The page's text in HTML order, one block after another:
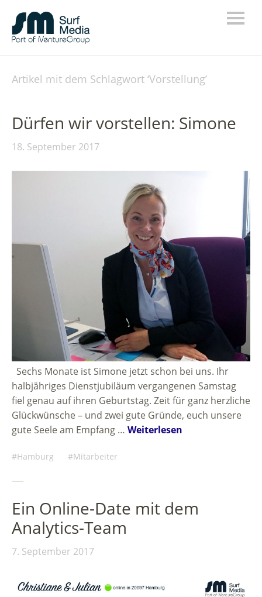
Artikel mit dem Schlagwort ‘Vorstellung’
Dürfen wir vorstellen: Simone
18. September 2017
Sechs Monate ist Simone jetzt schon bei uns. Ihr
halbjähriges Dienstjubiläum vergangenen Samstag
fiel genau auf ihren Geburtstag. Zeit für ganz herzliche
Glückwünsche – und zwei gute Gründe, euch unsere
gute Seele am Empfang … Weiterlesen
Hamburg Mitarbeiter
Ein Online-Date mit dem
Analytics-Team
7. September 2017